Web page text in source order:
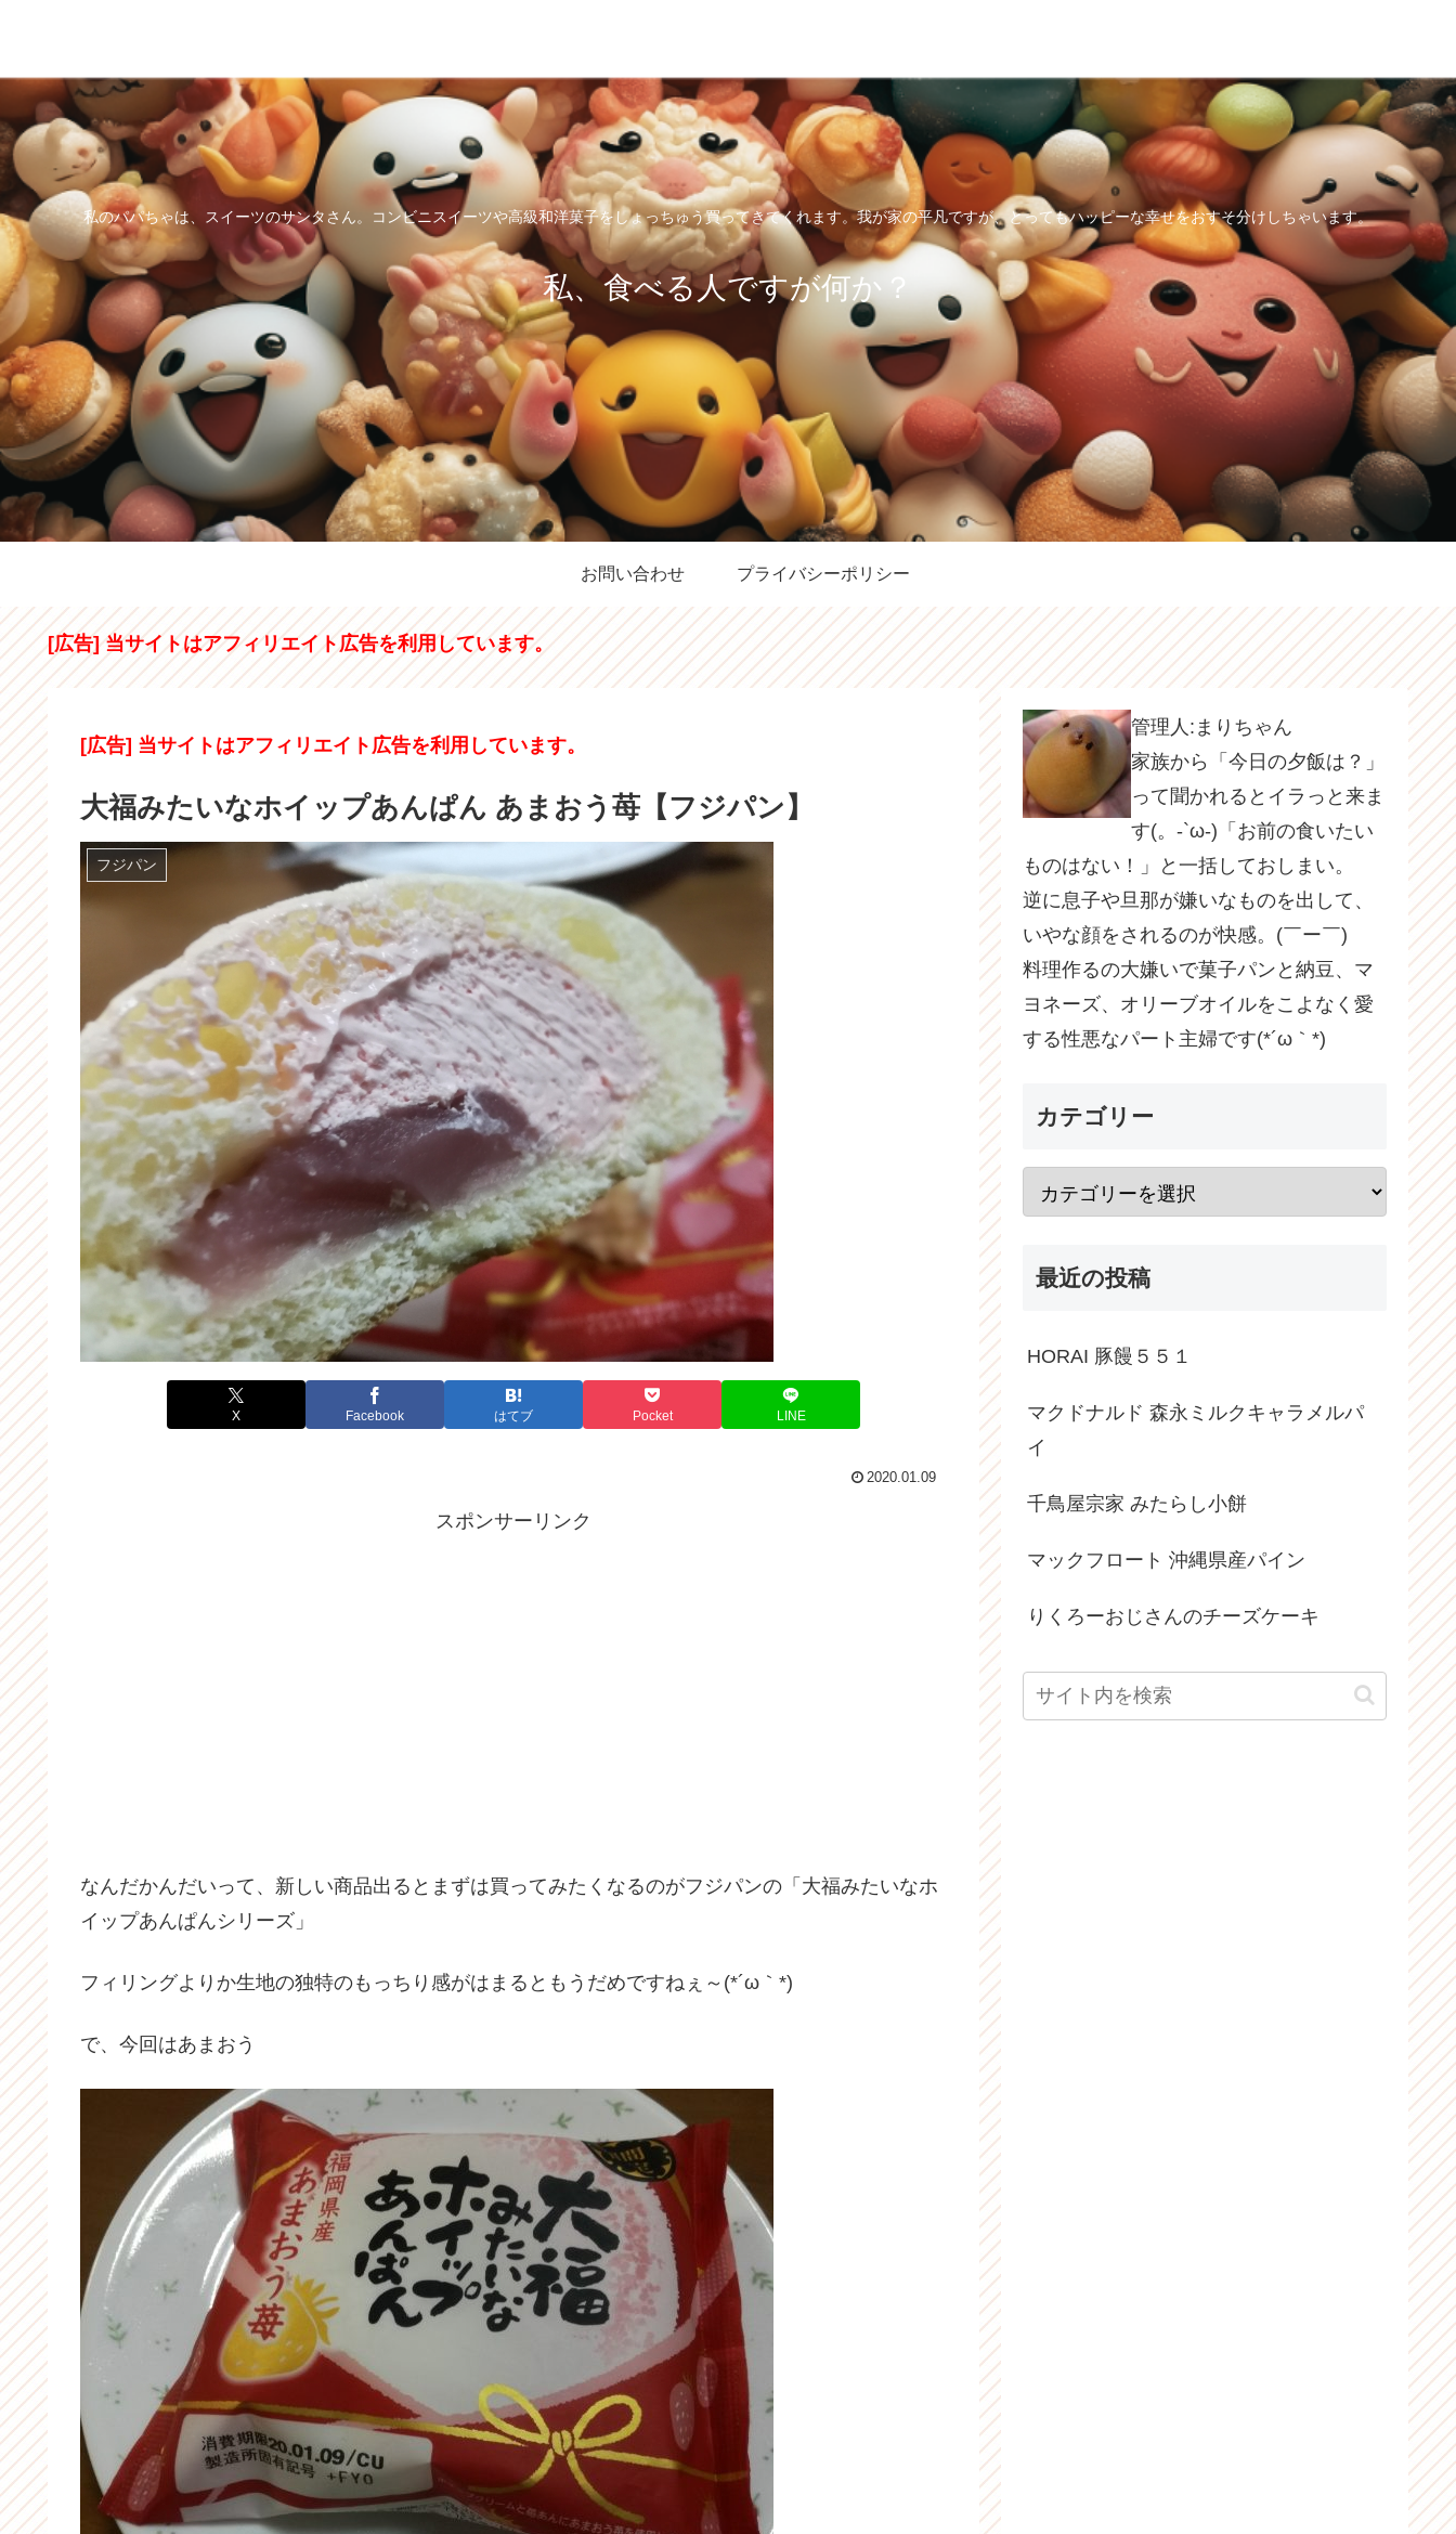
私のパパちゃは、スイーツのサンタさん。コンビニスイーツや高級和洋菓子をしょっちゅう買ってきてくれます。我が家の平凡ですが、とってもハッピーな幸せをおすそ分けしちゃいます。
私、食べる人ですが何か？
お問い合わせ プライバシーポリシー
[広告] 当サイトはアフィリエイト広告を利用しています。
[広告] 当サイトはアフィリエイト広告を利用しています。
大福みたいなホイップあんぱん あまおう苺【フジパン】
フジパン
X Facebook はてブ Pocket LINE
2020.01.09
スポンサーリンク
なんだかんだいって、新しい商品出るとまずは買ってみたくなるのがフジパンの「大福みたいなホ
イップあんぱんシリーズ」
フィリングよりか生地の独特のもっちり感がはまるともうだめですねぇ～(*´ω｀*)
で、今回はあまおう
管理人:まりちゃん
家族から「今日の夕飯は？」
って聞かれるとイラっと来ま
す(。-`ω-)「お前の食いたい
ものはない！」と一括しておしまい。
逆に息子や旦那が嫌いなものを出して、
いやな顔をされるのが快感。(￣ー￣)
料理作るの大嫌いで菓子パンと納豆、マ
ヨネーズ、オリーブオイルをこよなく愛
する性悪なパート主婦です(*´ω｀*)
カテゴリー
最近の投稿
HORAI 豚饅５５１
マクドナルド 森永ミルクキャラメルパ
イ
千鳥屋宗家 みたらし小餅
マックフロート 沖縄県産パイン
りくろーおじさんのチーズケーキ